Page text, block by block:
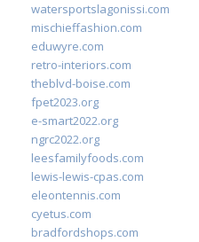
watersportslagonissi.com
mischieffashion.com
eduwyre.com
retro-interiors.com
theblvd-boise.com
fpet2023.org
e-smart2022.org
ngrc2022.org
leesfamilyfoods.com
lewis-lewis-cpas.com
eleontennis.com
cyetus.com
bradfordshops.com